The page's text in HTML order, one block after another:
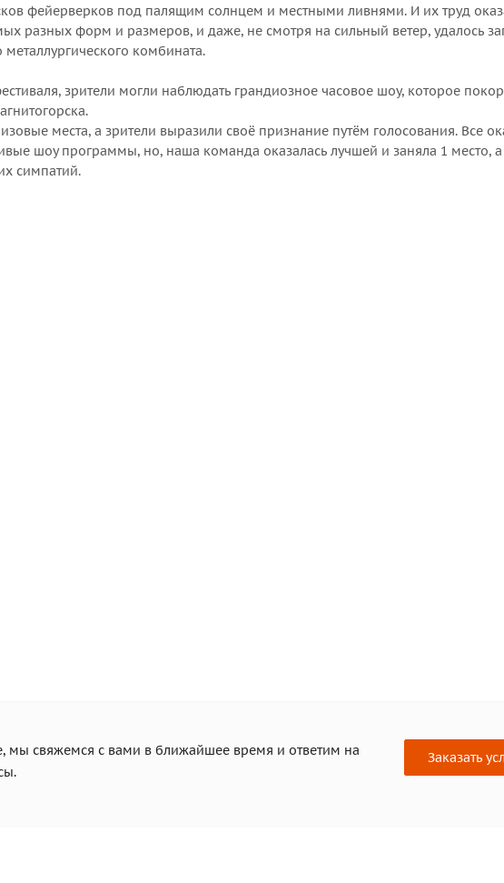
фейерверков под палящим солнцем и местными ливнями. И их труд
разных форм и размеров, и даже, не смотря на сильный ветер, удалось
комбината.
зрители могли наблюдать грандиозное часовое шоу, которое
места, а зрители выразили своё признание путём голосования. Все
шоу программы, но, наша команда оказалась лучшей и заняла 1 место,
симпатий.
мы свяжемся с вами в ближайшее время и ответим на
Заказать